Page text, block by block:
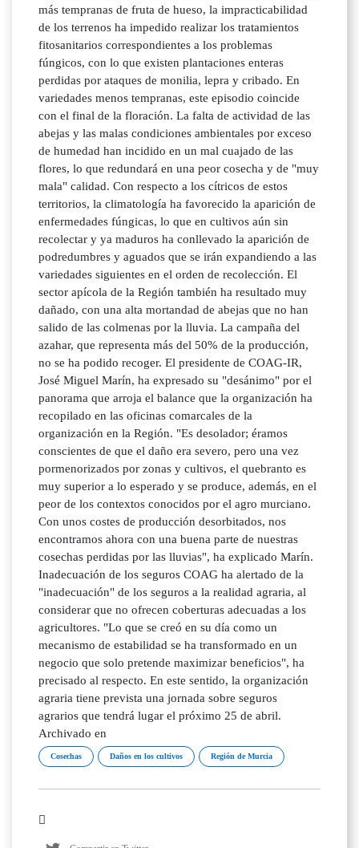
más tempranas de fruta de hueso, la impracticabilidad
de los terrenos ha impedido realizar los tratamientos
fitosanitarios correspondientes a los problemas
fúngicos, con lo que existen plantaciones enteras
perdidas por ataques de monilia, lepra y cribado. En
variedades menos tempranas, este episodio coincide
con el final de la floración. La falta de actividad de las
abejas y las malas condiciones ambientales por exceso
de humedad han incidido en un mal cuajado de las
flores, lo que redundará en una peor cosecha y de "muy
mala" calidad. Con respecto a los cítricos de estos
territorios, la climatología ha favorecido la aparición de
enfermedades fúngicas, lo que en cultivos aún sin
recolectar y ya maduros ha conllevado la aparición de
podredumbres y aguados que se irán expandiendo a las
variedades siguientes en el orden de recolección. El
sector apícola de la Región también ha resultado muy
dañado, con una alta mortandad de abejas que no han
salido de las colmenas por la lluvia. La campaña del
azahar, que representa más del 50% de la producción,
no se ha podido recoger. El presidente de COAG-IR,
José Miguel Marín, ha expresado su "desánimo" por el
panorama que arroja el balance que la organización ha
recopilado en las oficinas comarcales de la
organización en la Región. "Es desolador; éramos
conscientes de que el daño era severo, pero una vez
pormenorizados por zonas y cultivos, el quebranto es
muy superior a lo esperado y se produce, además, en el
peor de los contextos conocidos por el agro murciano.
Con unos costes de producción desorbitados, nos
encontramos ahora con una buena parte de nuestras
cosechas perdidas por las lluvias", ha explicado Marín.
Inadecuación de los seguros COAG ha alertado de la
"inadecuación" de los seguros a la realidad agraria, al
considerar que no ofrecen coberturas adecuadas a los
agricultores. "Lo que se creó en su día como un
mecanismo de estabilidad se ha transformado en un
negocio que solo pretende maximizar beneficios", ha
precisado al respecto. En este sentido, la organización
agraria tiene prevista una jornada sobre seguros
agrarios que tendrá lugar el próximo 25 de abril.
Archivado en
Cosechas Daños en los cultivos Región de Murcia